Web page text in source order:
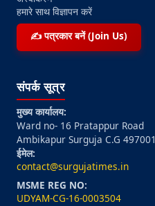
हमारे साथ विज्ञापन करें
✍️ पत्रकार बनें (Join Us)
संपर्क सूत्र
मुख्य कार्यालय:
Ward no- 16 Pratappur Road
Ambikapur Surguja C.G 497001
ईमेल:
contact@surgujatimes.in
MSME REG NO:
UDYAM-CG-16-0003504